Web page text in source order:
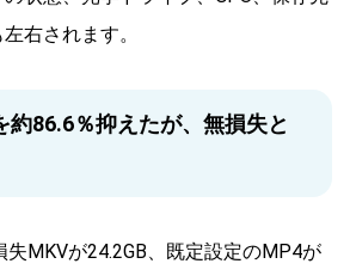
右されます。
約86.6％抑えたが、無損失と
失MKVが24.2GB、既定設定のMP4が